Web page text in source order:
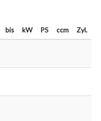
bis kW PS ccm Zyl.